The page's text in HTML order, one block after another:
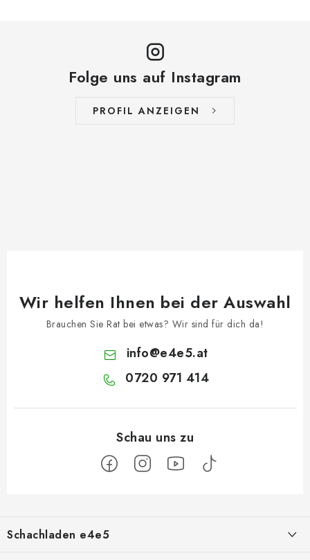
Folge uns auf Instagram
PROFIL ANZEIGEN
Wir helfen Ihnen bei der Auswahl
Brauchen Sie Rat bei etwas? Wir sind für dich da!
info@e4e5.at
0720 971 414
ßSchachladen e4e5